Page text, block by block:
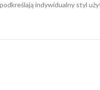
indywidualny styl